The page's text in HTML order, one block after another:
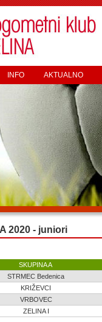
INFO AKTUALNO
2020 - juniori
SKUPINA A
STRMEC Bedenica
KRIŽEVCI
VRBOVEC
ZELINA I